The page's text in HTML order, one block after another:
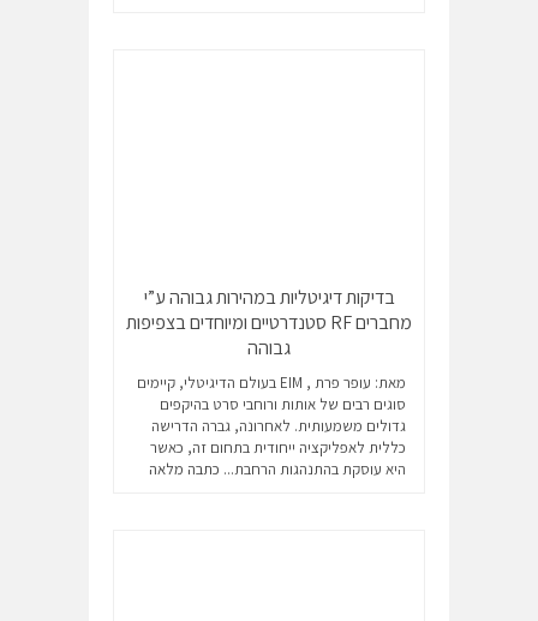
בדיקות דיגיטליות במהירות גבוהה ע”י
מחברים RF סטנדרטיים ומיוחדים בצפיפות
גבוהה
מאת: עופר פרת , EIM בעולם הדיגיטלי, קיימים
סוגים רבים של אותות ורוחבי סרט בהיקפים
גדולים משמעותית. לאחרונה, גברה הדרישה
כללית לאפליקציה ייחודית בתחום זה, כאשר
היא עוסקת בהתנהגות הרחבת... כתבה מלאה